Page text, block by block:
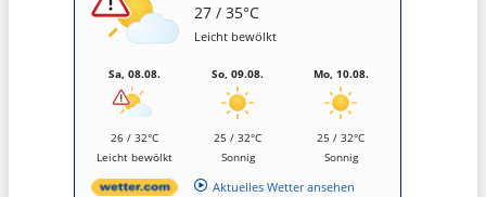
27 / 35°C
Leicht bewölkt
Sa, 08.08.
26 / 32°C
Leicht bewölkt
So, 09.08.
25 / 32°C
Sonnig
Mo, 10.08.
25 / 32°C
Sonnig
Aktuelles Wetter ansehen